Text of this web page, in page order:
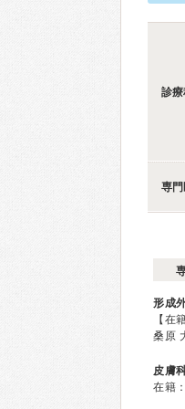
診療
専
形成
【在
桑原
皮膚
在籍